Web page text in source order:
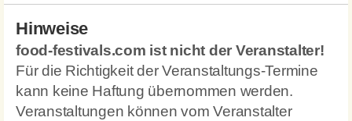
Hinweise
food-festivals.com ist nicht der Veranstalter!
Für die Richtigkeit der Veranstaltungs-Termine
kann keine Haftung übernommen werden.
Veranstaltungen können vom Veranstalter